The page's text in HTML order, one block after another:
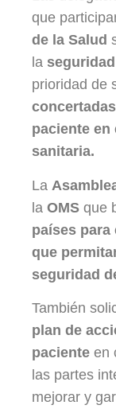
que
de la Salud
la
prioridad de
paciente en
sanitaria.
La
la OMS que
países para
que
seguridad
También
plan de
paciente en
las partes
mejorar y